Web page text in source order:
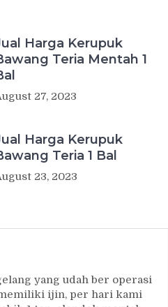
Harga Kerupuk
Teria Mentah 1
27, 2023
Harga Kerupuk
Teria 1 Bal
23, 2023
yang udah ber operasi
ijin, per hari kami